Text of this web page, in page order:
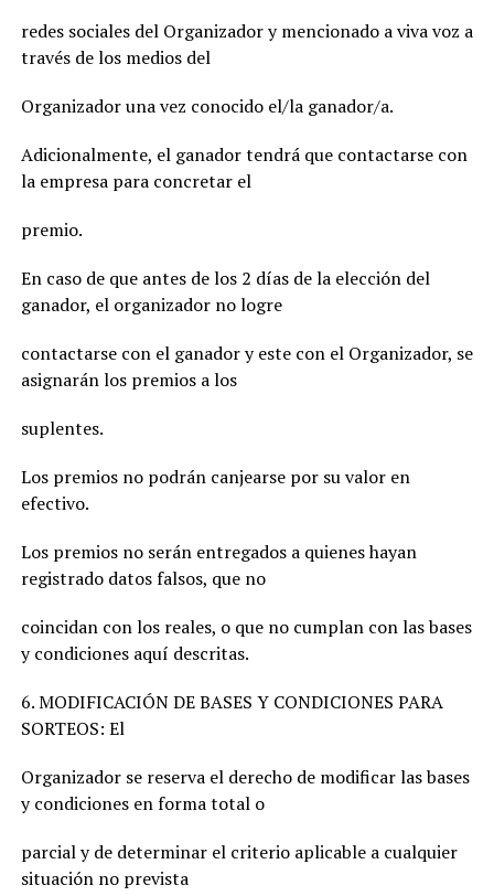
redes sociales del Organizador y mencionado a viva voz a
través de los medios del
Organizador una vez conocido el/la ganador/a.
Adicionalmente, el ganador tendrá que contactarse con
la empresa para concretar el
premio.
En caso de que antes de los 2 días de la elección del
ganador, el organizador no logre
contactarse con el ganador y este con el Organizador, se
asignarán los premios a los
suplentes.
Los premios no podrán canjearse por su valor en
efectivo.
Los premios no serán entregados a quienes hayan
registrado datos falsos, que no
coincidan con los reales, o que no cumplan con las bases
y condiciones aquí descritas.
6. MODIFICACIÓN DE BASES Y CONDICIONES PARA
SORTEOS: El
Organizador se reserva el derecho de modificar las bases
y condiciones en forma total o
parcial y de determinar el criterio aplicable a cualquier
situación no prevista